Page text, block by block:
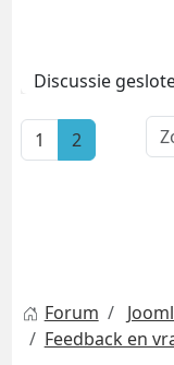
Discussie
1 2
Forum
Feedback en